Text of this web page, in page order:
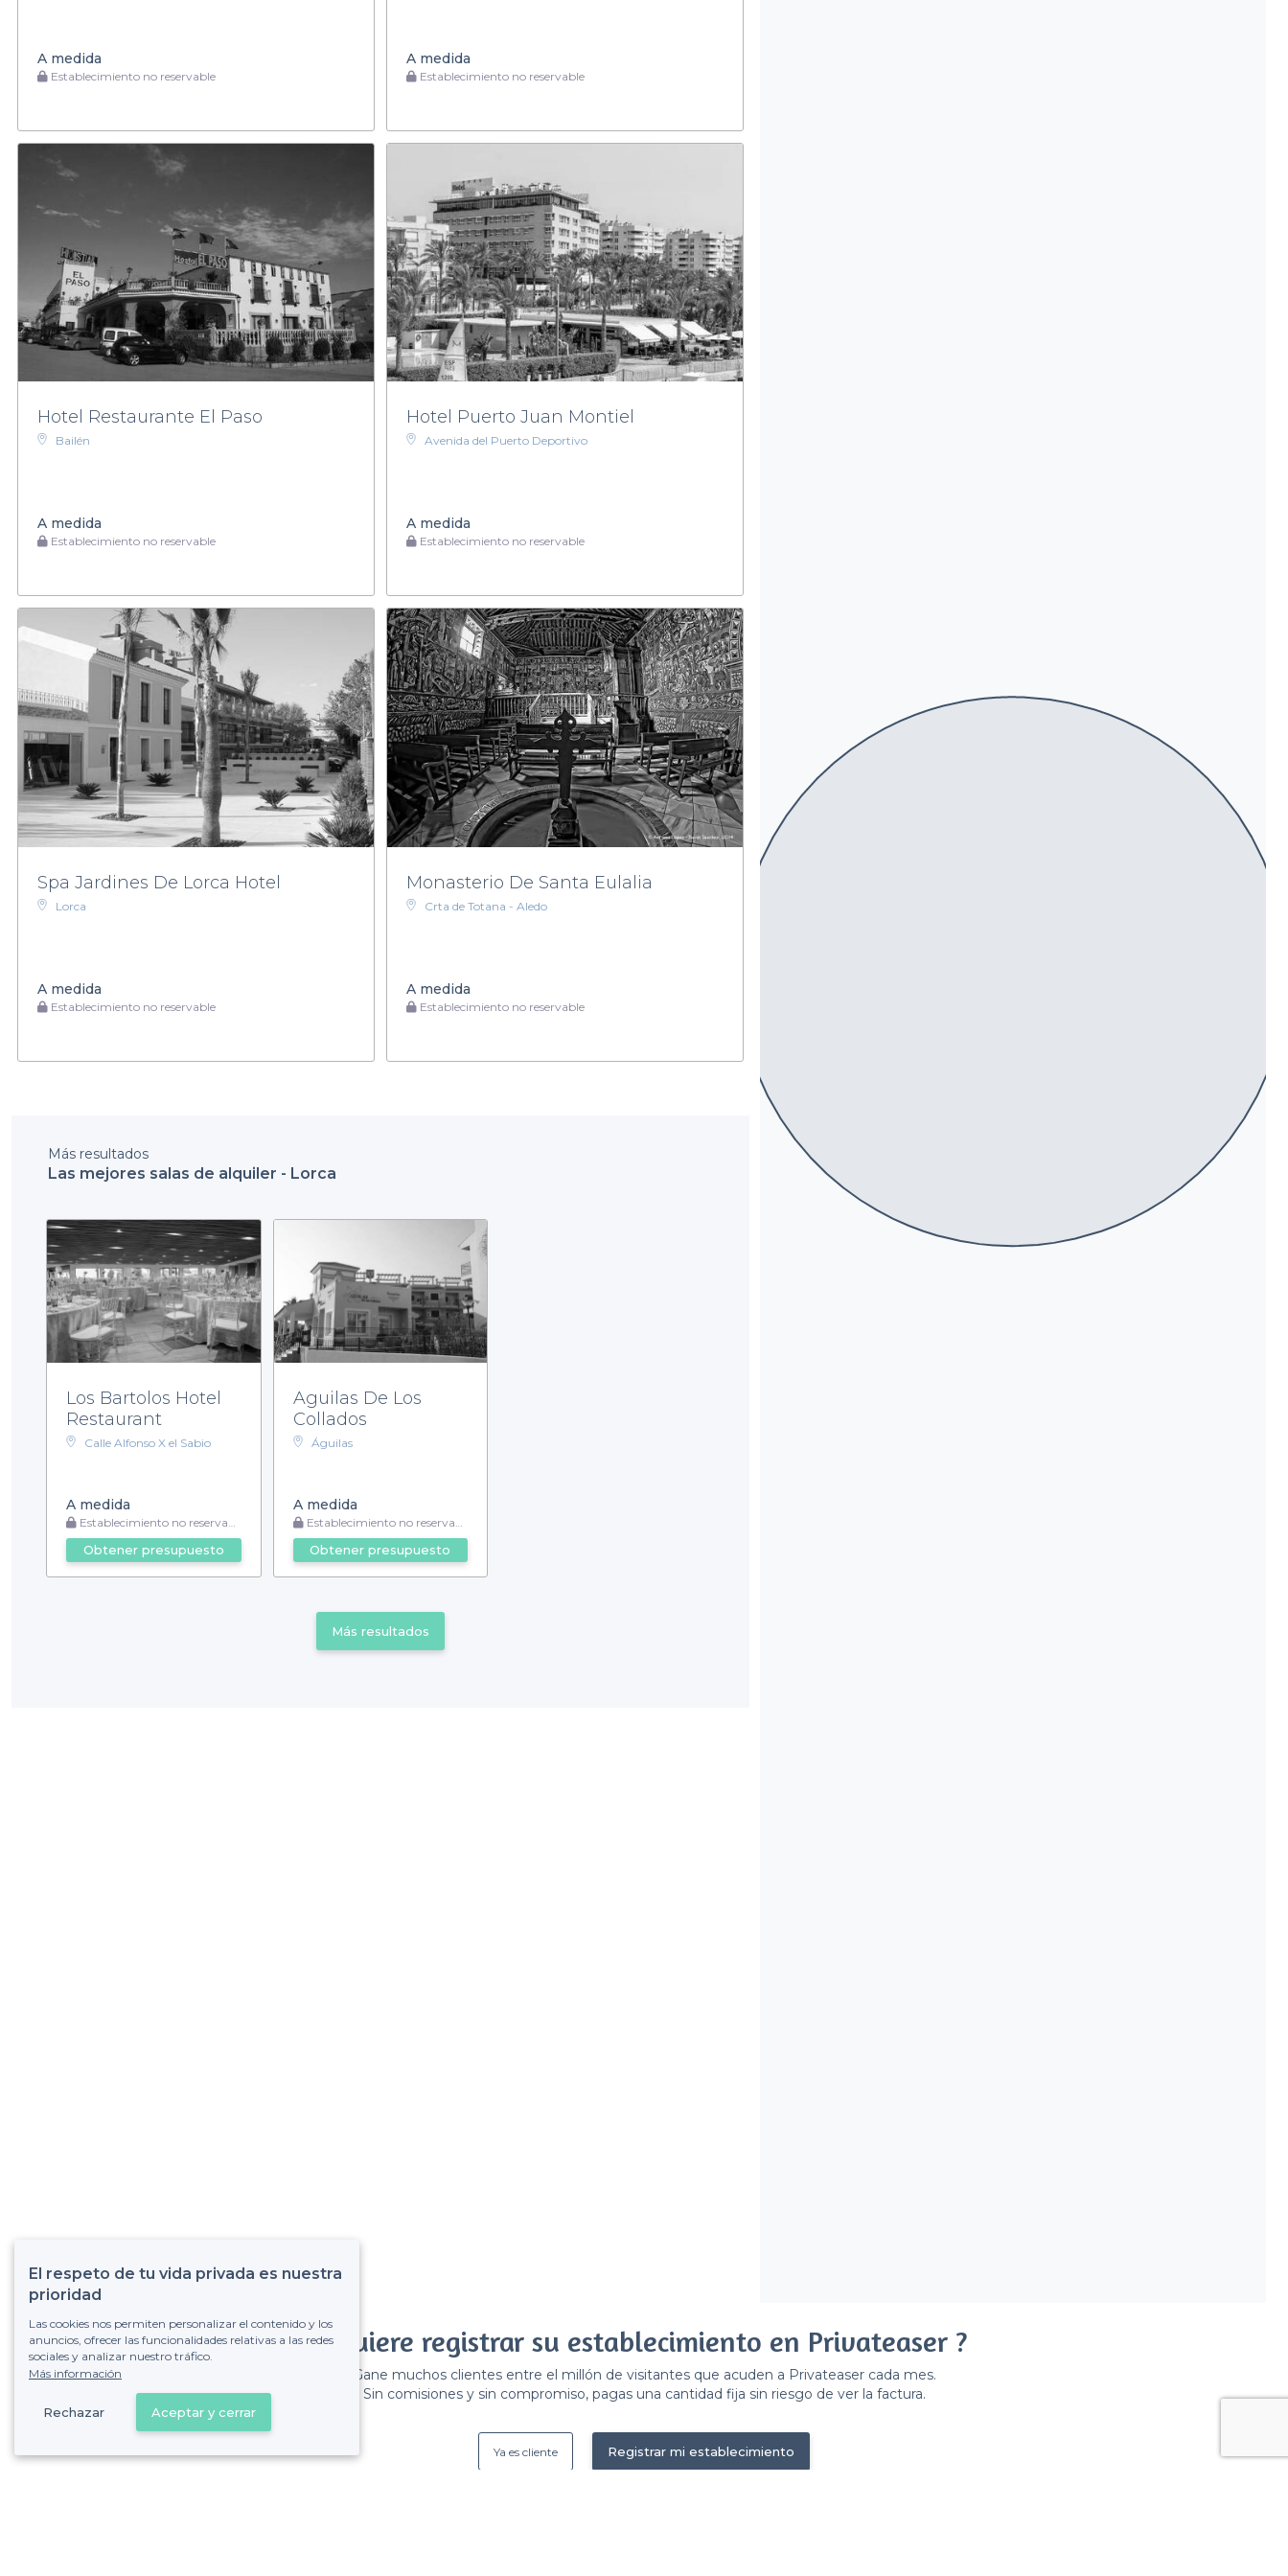
A medida
Establecimiento no reservable
A medida
Establecimiento no reservable
Hotel Restaurante El Paso
Bailén
A medida
Establecimiento no reservable
Hotel Puerto Juan Montiel
Avenida del Puerto Deportivo
A medida
Establecimiento no reservable
Spa Jardines De Lorca Hotel
Lorca
A medida
Establecimiento no reservable
Monasterio De Santa Eulalia
Crta de Totana - Aledo
A medida
Establecimiento no reservable
Más resultados
Las mejores salas de alquiler - Lorca
Los Bartolos Hotel
Restaurant
Calle Alfonso X el Sabio
A medida
Establecimiento no reservable
Obtener presupuesto
Aguilas De Los
Collados
Águilas
A medida
Establecimiento no reservable
Obtener presupuesto
Más resultados
¿Quiere registrar su establecimiento en Privateaser ?
Gane muchos clientes entre el millón de visitantes que acuden a Privateaser cada mes.
Sin comisiones y sin compromiso, pagas una cantidad fija sin riesgo de ver la factura.
Registrar mi establecimiento
Ya es cliente
El respeto de tu vida privada es nuestra
prioridad
Las cookies nos permiten personalizar el contenido y los
anuncios, ofrecer las funcionalidades relativas a las redes
sociales y analizar nuestro tráfico.
Más información
Rechazar Aceptar y cerrar